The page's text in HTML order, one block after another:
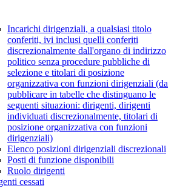
Incarichi dirigenziali, a qualsiasi titolo
conferiti, ivi inclusi quelli conferiti
discrezionalmente dall'organo di indirizzo
politico senza procedure pubbliche di
selezione e titolari di posizione
organizzativa con funzioni dirigenziali (da
pubblicare in tabelle che distinguano le
seguenti situazioni: dirigenti, dirigenti
individuati discrezionalmente, titolari di
posizione organizzativa con funzioni
dirigenziali)
Elenco posizioni dirigenziali discrezionali
Posti di funzione disponibili
Ruolo dirigenti
cessati